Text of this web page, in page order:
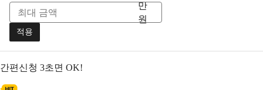
만
원
적용
간편신청 3초면 OK!